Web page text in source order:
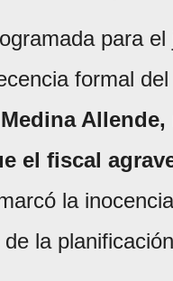
para
formal
el fiscal
la
la